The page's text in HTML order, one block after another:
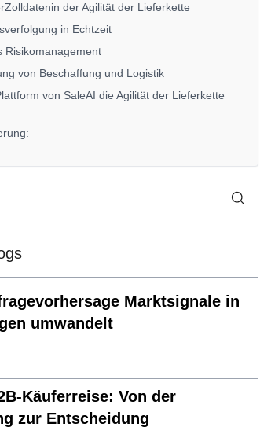
der Agilität der Lieferkette
in Echtzeit
Risikomanagement
von Beschaffung und Logistik
von SaleAI die Agilität der Lieferkette
Marktsignale in
umwandelt
Käuferreise: Von der
zur Entscheidung